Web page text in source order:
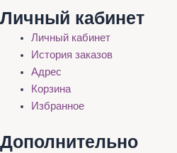
Личный кабинет
Личный кабинет
История заказов
Адрес
Корзина
Избранное
Дополнительно